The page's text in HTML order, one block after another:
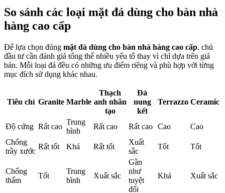
So sánh các loại mặt đá dùng cho bàn nhà
hàng cao cấp
Để lựa chọn đúng mặt đá dùng cho bàn nhà hàng cao cấp, chủ
đầu tư cần đánh giá tổng thể nhiều yếu tố thay vì chỉ dựa trên giá
bán. Mỗi loại đá đều có những ưu điểm riêng và phù hợp với từng
mục đích sử dụng khác nhau.
Tiêu chí Granite Marble
Thạch
anh nhân
tạo
Đá
nung
kết
Terrazzo Ceramic
Độ cứng Rất cao
Trung
bình
Rất cao Rất cao Cao
Cao
Chống
trầy xước
Rất tốt Khá Rất tốt
Xuất
sắc
Tốt Tốt
Chống
thấm
Tốt
Trung
bình
Xuất sắc
Gần
như
tuyệt
đối
Khá Xuất sắc